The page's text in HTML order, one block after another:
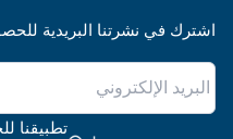
اشترك في نشرتنا البريدية
تطبيقنا